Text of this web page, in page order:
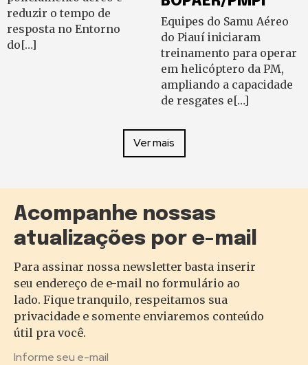
reduzir o tempo de
resposta no Entorno
do[…]
Equipes do Samu Aéreo
do Piauí iniciaram
treinamento para operar
em helicóptero da PM,
ampliando a capacidade
de resgates e[…]
Ver mais
Acompanhe nossas
atualizações por e-mail
Para assinar nossa newsletter basta inserir
seu endereço de e-mail no formulário ao
lado. Fique tranquilo, respeitamos sua
privacidade e somente enviaremos conteúdo
útil pra você.
Informe seu e-mail